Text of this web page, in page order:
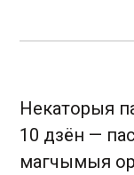
Некаторыя
10 дзён —
магчымыя